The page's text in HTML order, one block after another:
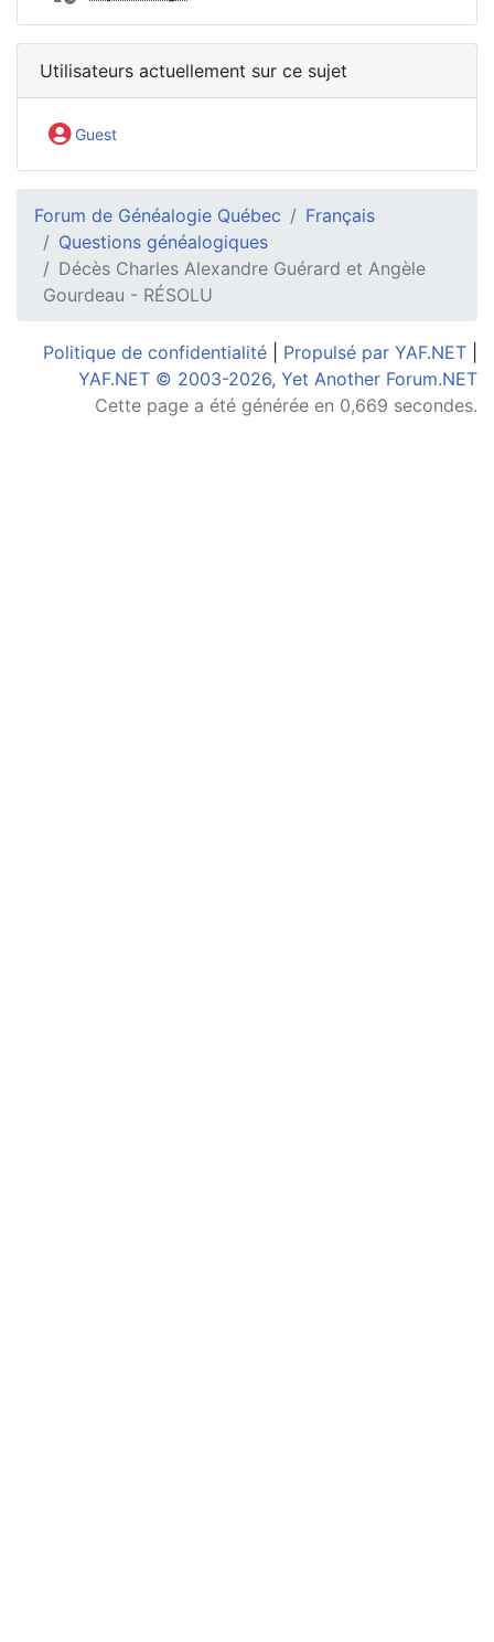
Utilisateurs actuellement sur ce sujet
Guest
Forum de Généalogie Québec
Français
Questions généalogiques
Décès Charles Alexandre Guérard et Angèle
Gourdeau - RÉSOLU
Politique de confidentialité Propulsé par YAF.NET
YAF.NET © 2003-2026, Yet Another Forum.NET
Cette page a été générée en 0,669 secondes.